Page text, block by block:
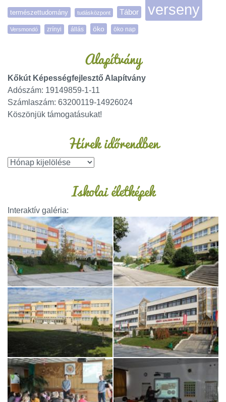
természettudomány tudásközpont Tábor verseny
Versmondó zrínyi állás öko öko nap
Alapítvány
Kőkút Képességfejlesztő Alapítvány
Adószám: 19149859-1-11
Számlaszám: 63200119-14926024
Köszönjük támogatásukat!
Hírek időrendben
Iskolai életképek
Interaktív galéria: